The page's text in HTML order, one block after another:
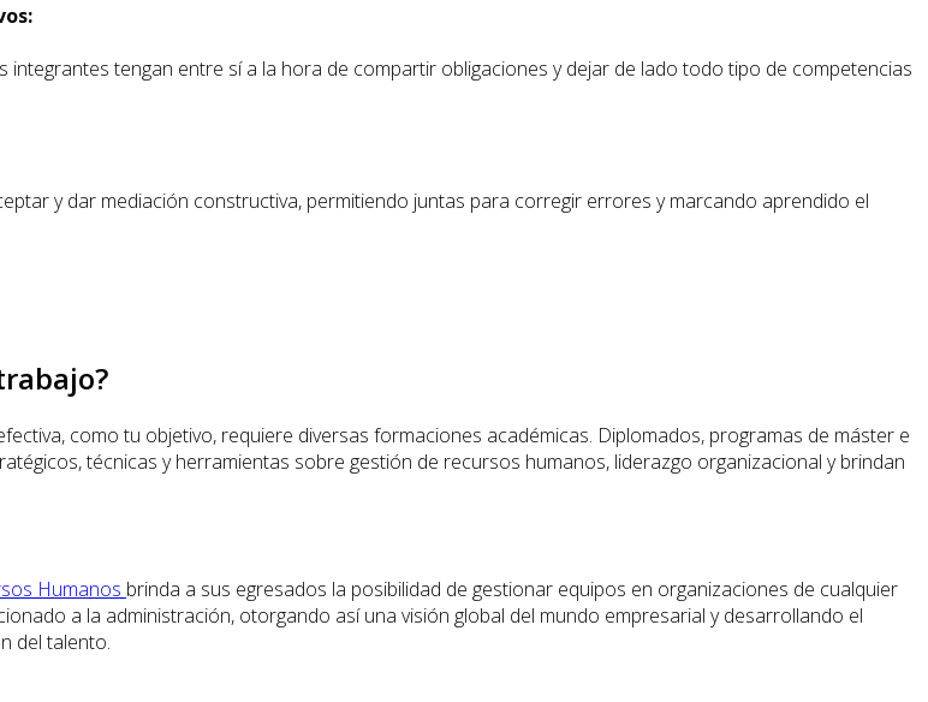
tengan entre sí a la hora de compartir obligaciones y dejar de lado todo tipo de competencias
y dar mediación constructiva, permitiendo juntas para corregir errores y marcando aprendido el
como tu objetivo, requiere diversas formaciones académicas. Diplomados, programas de máster e
técnicas y herramientas sobre gestión de recursos humanos, liderazgo organizacional y brindan
Humanos brinda a sus egresados ​​la posibilidad de gestionar equipos en organizaciones de cualquier
a la administración, otorgando así una visión global del mundo empresarial y desarrollando el
del talento.